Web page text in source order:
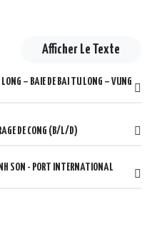
Afficher Le Texte
– BAIE DE BAI TU LONG – VUNG
DE CONG (B/L/D)
SON - PORT INTERNATIONAL